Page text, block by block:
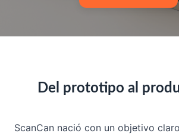
Del prototipo al
ScanCan nació con un objetivo